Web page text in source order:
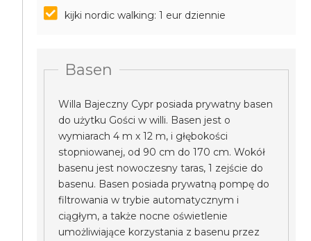
kijki nordic walking: 1 eur dziennie
Basen
Willa Bajeczny Cypr posiada prywatny basen
do użytku Gości w willi. Basen jest o
wymiarach 4 m x 12 m, i głębokości
stopniowanej, od 90 cm do 170 cm. Wokół
basenu jest nowoczesny taras, 1 zejście do
basenu. Basen posiada prywatną pompę do
filtrowania w trybie automatycznym i
ciągłym, a także nocne oświetlenie
umożliwiające korzystania z basenu przez